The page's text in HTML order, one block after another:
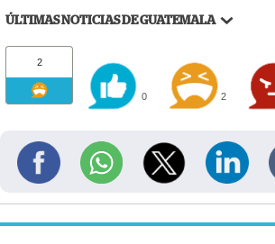
ÚLTIMAS NOTICIAS DE GUATEMALA
2
0 2